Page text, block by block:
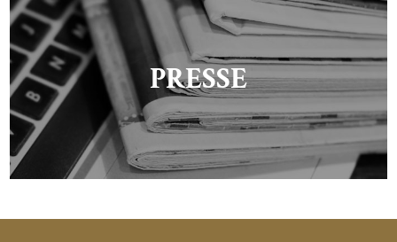
PRESSE